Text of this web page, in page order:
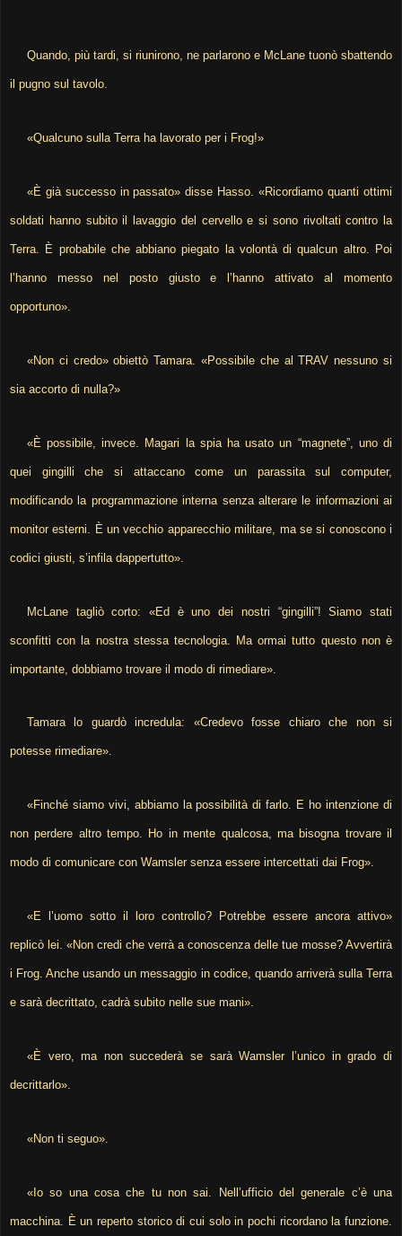
Quando, più tardi, si riunirono, ne parlarono e McLane tuonò sbattendo
il pugno sul tavolo.
«Qualcuno sulla Terra ha lavorato per i Frog!»
«È già successo in passato» disse Hasso. «Ricordiamo quanti ottimi
soldati hanno subito il lavaggio del cervello e si sono rivoltati contro la
Terra. È probabile che abbiano piegato la volontà di qualcun altro. Poi
l’hanno messo nel posto giusto e l’hanno attivato al momento
opportuno».
«Non ci credo» obiettò Tamara. «Possibile che al TRAV nessuno si
sia accorto di nulla?»
«È possibile, invece. Magari la spia ha usato un “magnete”, uno di
quei gingilli che si attaccano come un parassita sul computer,
modificando la programmazione interna senza alterare le informazioni ai
monitor esterni. È un vecchio apparecchio militare, ma se si conoscono i
codici giusti, s’infila dappertutto».
McLane tagliò corto: «Ed è uno dei nostri “gingilli”! Siamo stati
sconfitti con la nostra stessa tecnologia. Ma ormai tutto questo non è
importante, dobbiamo trovare il modo di rimediare».
Tamara lo guardò incredula: «Credevo fosse chiaro che non si
potesse rimediare».
«Finché siamo vivi, abbiamo la possibilità di farlo. E ho intenzione di
non perdere altro tempo. Ho in mente qualcosa, ma bisogna trovare il
modo di comunicare con Wamsler senza essere intercettati dai Frog».
«E l’uomo sotto il loro controllo? Potrebbe essere ancora attivo»
replicò lei. «Non credi che verrà a conoscenza delle tue mosse? Avvertirà
i Frog. Anche usando un messaggio in codice, quando arriverà sulla Terra
e sarà decrittato, cadrà subito nelle sue mani».
«È vero, ma non succederà se sarà Wamsler l’unico in grado di
decrittarlo».
«Non ti seguo».
«Io so una cosa che tu non sai. Nell’ufficio del generale c’è una
macchina. È un reperto storico di cui solo in pochi ricordano la funzione.